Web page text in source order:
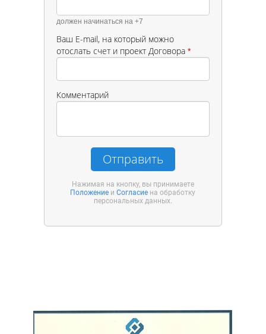
должен начинаться на +7
Ваш E-mail, на который можно
отослать счет и проект Договора *
Комментарий
Отправить
Нажимая на кнопку, вы принимаете
Положение иСогласие на обработку
персональных данных.